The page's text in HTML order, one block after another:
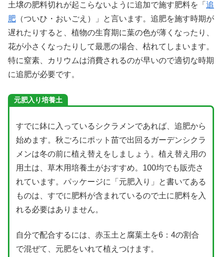
土壌の肥料切れが起こらないように追加で施す肥料を「 追
肥 （ついひ・おいごえ）」と言います。追肥を施す時期が
遅れたりすると、植物の生育期に葉の色が薄くなったり、
花が小さくなったりして最悪の場合、枯れてしまいます。
特に窒素、カリウムは消費されるのが早いので適切な時期
に追肥が必要です。
元肥入り培養土
すでに鉢に入っているシクラメンであれば、追肥から
始めます。秋ごろにポット苗で出回るガーデンシクラ
メンは冬の前に植え替えをしましょう。植え替え用の
用土は、草木用培養土がおすすめ。100均でも販売さ
れています。パッケージに「元肥入り」と書いてある
ものは、すでに肥料が含まれているので土に肥料を入
れる必要はありません。
自分で配合するには、赤玉土と腐葉土を6：4の割合
で混ぜて、元肥をいれて植えつけます。